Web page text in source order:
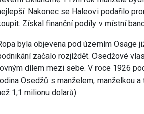
Nakonec se Haleovi podařilo
Získal finanční podíly v místní
byla objevena pod územím Osage
začalo rozjíždět. Osedžové
dílem mezi sebe. V roce 1926
Osedžů s manželem, manželkou
1,1 milionu dolarů).